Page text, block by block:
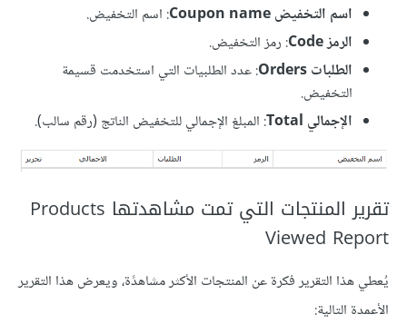
اسم التخفيض Coupon name
: اسم التخفيض.
الرمز Code
: رمز التخفيض.
الطلبات Orders
: عدد الطلبيات التي استخدمت قسيمة
التخفيض.
الإجمالي Total
: المبلغ الإجمالي للتخفيض الناتج (رقم سالب).
تقرير المنتجات التي تمت مشاهدتها Products
Viewed Report
يُعطي هذا التقرير فكرة عن المنتجات الأكثر مشاهدًة، ويعرض هذا التقرير
الأعمدة التالية: